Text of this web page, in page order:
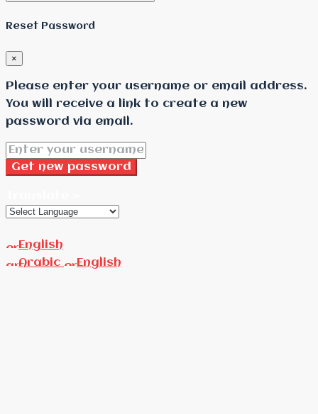
Reset Password
×
Please enter your username or email address.
You will receive a link to create a new
password via email.
Get new password
English
Arabic
English